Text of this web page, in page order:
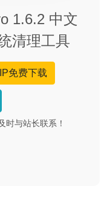
1.6.2 中文
清理工具
免费下载
时与站长联系！
– 图片管理软件
设计和原型交互工具
录免认证消息防撤回及
的接口管理平台